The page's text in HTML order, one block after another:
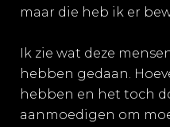
maar die heb ik er
Ik zie wat deze
hebben gedaan.
hebben en het toch
aanmoedigen om